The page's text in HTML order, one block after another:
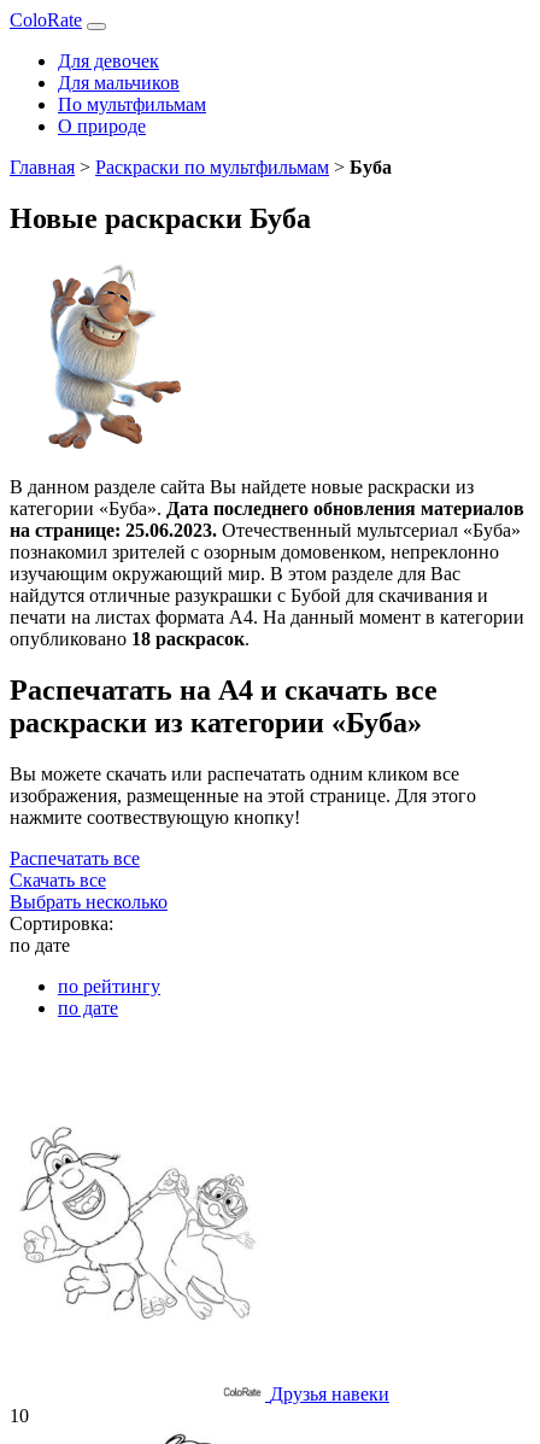
ColoRate
Для девочек
Для мальчиков
По мультфильмам
О природе
Главная > Раскраски по мультфильмам > Буба
Новые раскраски Буба
В данном разделе сайта Вы найдете новые раскраски из
категории «Буба». Дата последнего обновления материалов
на странице: 25.06.2023. Отечественный мультсериал «Буба»
познакомил зрителей с озорным домовенком, непреклонно
изучающим окружающий мир. В этом разделе для Вас
найдутся отличные разукрашки с Бубой для скачивания и
печати на листах формата А4. На данный момент в категории
опубликовано 18 раскрасок.
Распечатать на А4 и скачать все
раскраски из категории «Буба»
Вы можете скачать или распечатать одним кликом все
изображения, размещенные на этой странице. Для этого
нажмите соотвествующую кнопку!
Распечатать все
Скачать все
Выбрать несколько
Сортировка:
по дате
по рейтингу
по дате
Друзья навеки
10